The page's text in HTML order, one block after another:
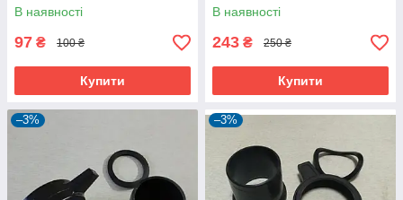
В наявності
97 ₴ 100 ₴
Купити
В наявності
243 ₴ 250 ₴
Купити
–3% –3%